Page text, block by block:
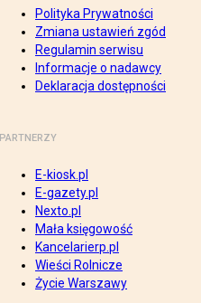
Polityka Prywatności
Zmiana ustawień zgód
Regulamin serwisu
Informacje o nadawcy
Deklaracja dostępności
PARTNERZY
E-kiosk.pl
E-gazety.pl
Nexto.pl
Mała księgowość
Kancelarierp.pl
Wieści Rolnicze
Życie Warszawy